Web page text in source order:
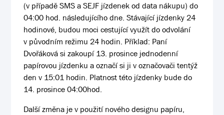
(v případě SMS a SEJF jízdenek od data nákupu) do
04:00 hod. následujícího dne. Stávající jízdenky 24
hodinové, budou moci cestující využít do odvolání
v původním režimu 24 hodin. Příklad: Paní
Dvořáková si zakoupí 13. prosince jednodenní
papírovou jízdenku a označí si ji v označovači tentýž
den v 15:01 hodin. Platnost této jízdenky bude do
14. prosince 04:00hod.
Další změna je v použití nového designu papíru,